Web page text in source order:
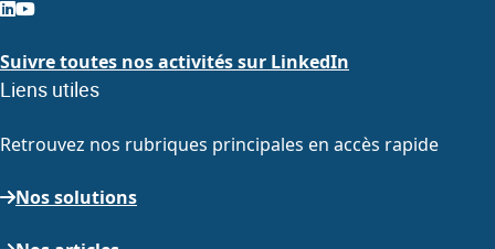
Suivre toutes nos activités sur LinkedIn
Liens utiles
Retrouvez nos rubriques principales en accès rapide
Nos solutions